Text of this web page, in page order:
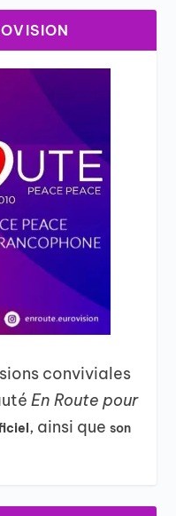
conviviales
En Route pour
, ainsi queson